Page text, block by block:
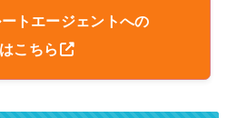
ートエージェントへの
こちら